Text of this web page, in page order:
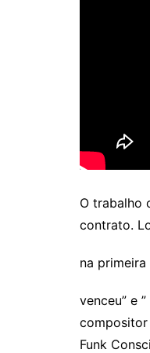
O trabalho
contrato.
na
venceu” e
compositor
Funk